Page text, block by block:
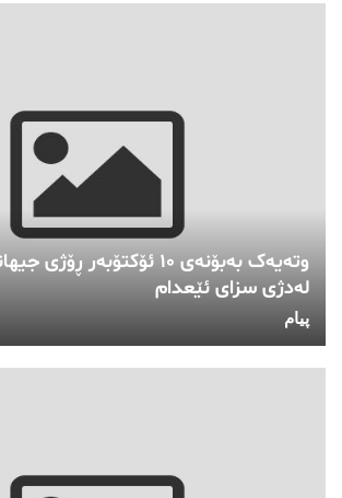
وتەیەک بەبۆنەی ١٠ ئۆکتۆبەر
لەدژی سزای ئێعدام
پیام